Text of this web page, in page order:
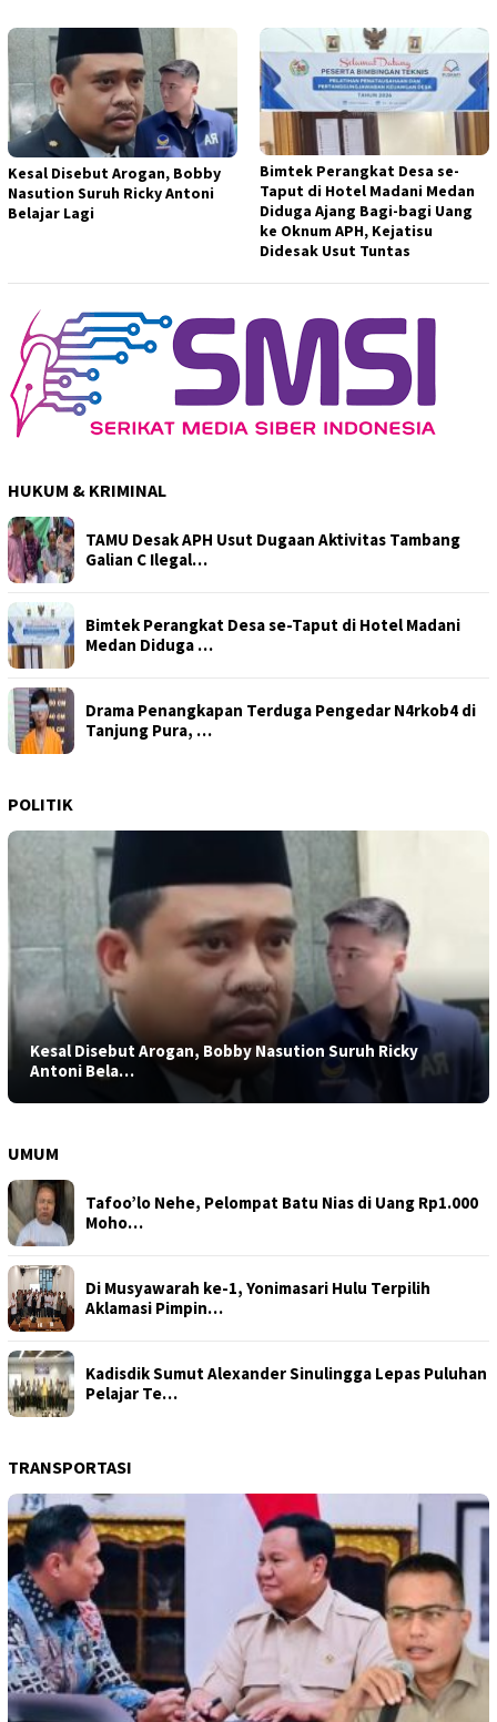
Kesal Disebut Arogan, Bobby
Nasution Suruh Ricky Antoni
Belajar Lagi
Bimtek Perangkat Desa se-
Taput di Hotel Madani Medan
Diduga Ajang Bagi-bagi Uang
ke Oknum APH, Kejatisu
Didesak Usut Tuntas
HUKUM & KRIMINAL
TAMU Desak APH Usut Dugaan Aktivitas Tambang
Galian C Ilegal…
Bimtek Perangkat Desa se-Taput di Hotel Madani
Medan Diduga …
Drama Penangkapan Terduga Pengedar N4rkob4 di
Tanjung Pura, …
POLITIK
Kesal Disebut Arogan, Bobby Nasution Suruh Ricky
Antoni Bela…
UMUM
Tafoo’lo Nehe, Pelompat Batu Nias di Uang Rp1.000
Moho…
Di Musyawarah ke-1, Yonimasari Hulu Terpilih
Aklamasi Pimpin…
Kadisdik Sumut Alexander Sinulingga Lepas Puluhan
Pelajar Te…
TRANSPORTASI